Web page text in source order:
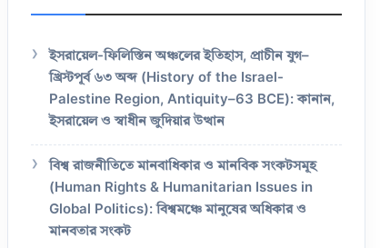
ইসরায়েল-ফিলিস্তিন অঞ্চলের ইতিহাস, প্রাচীন যুগ–
খ্রিস্টপূর্ব ৬৩ অব্দ (History of the Israel-
Palestine Region, Antiquity–63 BCE): কানান,
ইসরায়েল ও স্বাধীন জুদিয়ার উত্থান
বিশ্ব রাজনীতিতে মানবাধিকার ও মানবিক সংকটসমূহ
(Human Rights & Humanitarian Issues in
Global Politics): বিশ্বমঞ্চে মানুষের অধিকার ও
মানবতার সংকট